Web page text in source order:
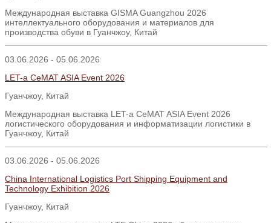
Международная выставка ​GISMA Guangzhou 2026
интеллектуального оборудования и материалов для
производства обуви в Гуанчжоу, Китай
03.06.2026 - 05.06.2026
LET-a CeMAT ASIA Event 2026
Гуанчжоу, Китай
Международная выставка LET-a CeMAT ASIA Event 2026
логистического оборудования и информатизации логистики в
Гуанчжоу, Китай
03.06.2026 - 05.06.2026
China International Logistics Port Shipping Equipment and
Technology Exhibition 2026
Гуанчжоу, Китай